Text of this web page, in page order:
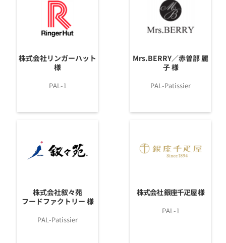
株式会社リンガーハット
様
PAL-1
Mrs.BERRY／赤曽部 麗
子 様
PAL-Patissier
株式会社叙々苑
フードファクトリー 様
PAL-Patissier
株式会社 銀座千疋屋 様
PAL-1